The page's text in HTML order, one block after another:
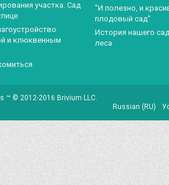
участка. Сад
и клюквенным
"И полезно, и
плодовый сад"
История нашего
леса
™ © 2012-2016 Brivium LLC.
Russian (RU)